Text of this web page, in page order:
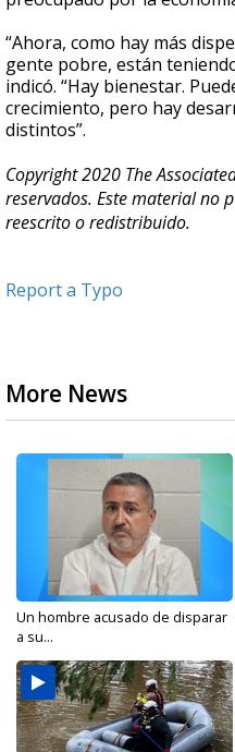
“Ahora, como hay más
gente pobre, están
indicó. “Hay bienestar.
crecimiento, pero hay
distintos”.
Copyright 2020 The
reservados. Este material no
reescrito o redistribuido.
Report a Typo
More News
Un hombre acusado de disparar
a su...